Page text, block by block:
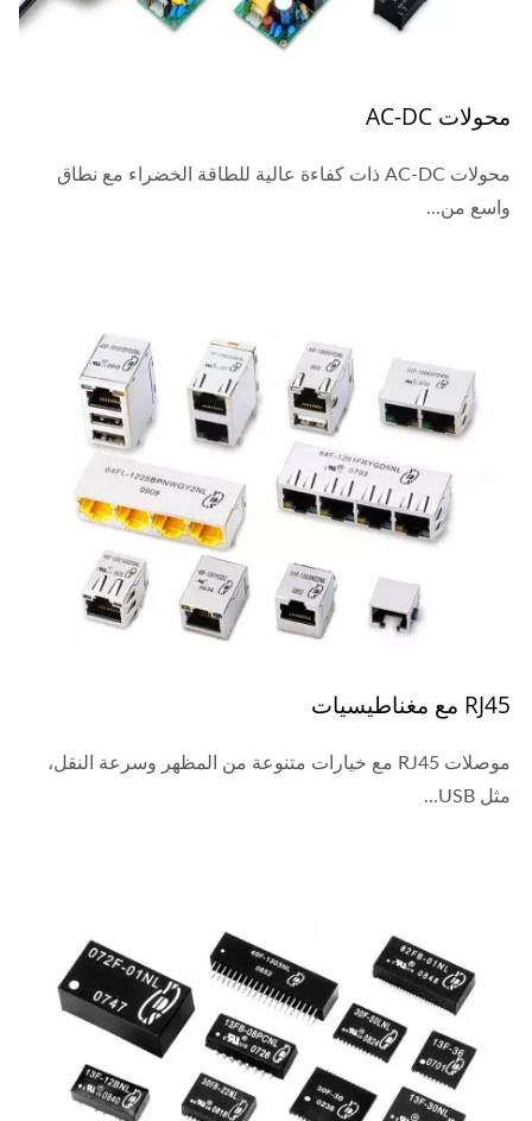
محولات AC-DC
محولات AC-DC ذات كفاءة عالية للطاقة الخضراء مع نطاق
واسع من...
RJ45 مع مغناطيسيات
موصلات RJ45 مع خيارات متنوعة من المظهر وسرعة النقل،
مثل USB...